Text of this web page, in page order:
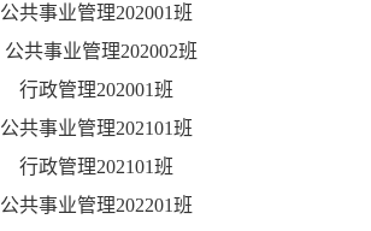
公共事业管理202001班
公共事业管理202002班
行政管理202001班
公共事业管理202101班
行政管理202101班
公共事业管理202201班